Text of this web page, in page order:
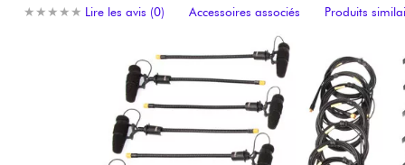
Micros & HF
Eclairage
Violons & Quatuor
★ ★ ★ ★ ★
★ ★ ★ ★ ★ Lire les avis (0) Accessoires associés Produits